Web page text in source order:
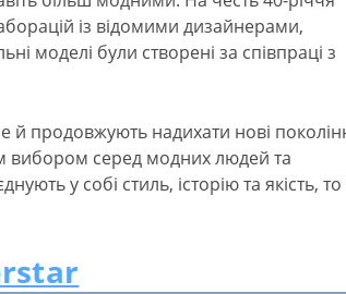
із відомими дизайнерами,
моделі були створені за співпраці з
й продовжують надихати нові
вибором серед модних людей та
у собі стиль, історію та якість, то